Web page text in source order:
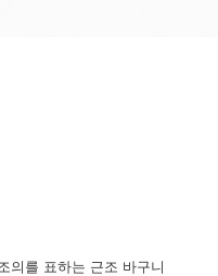
의를 표하는 근조 바구니